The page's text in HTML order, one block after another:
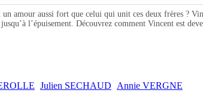
amour aussi fort que celui qui unit ces deux frères ?
l’épuisement. Découvrez comment Vincent est
Julien SECHAUD Annie VERGNE